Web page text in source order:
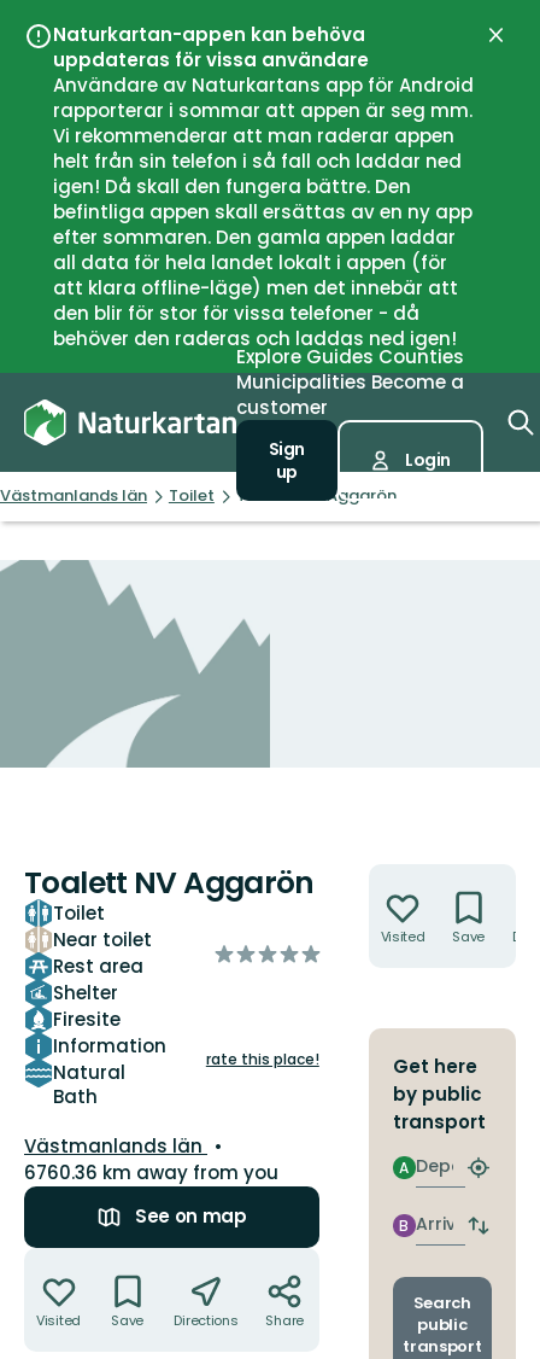
Naturkartan-appen kan behöva
uppdateras för vissa användare
Användare av Naturkartans app för Android
rapporterar i sommar att appen är seg mm.
Vi rekommenderar att man raderar appen
helt från sin telefon i så fall och laddar ned
igen! Då skall den fungera bättre. Den
befintliga appen skall ersättas av en ny app
efter sommaren. Den gamla appen laddar
all data för hela landet lokalt i appen (för
att klara offline-läge) men det innebär att
den blir för stor för vissa telefoner - då
behöver den raderas och laddas ned igen!
Close
Explore Guides Counties
Municipalities Become a
customer
Sign
up
Login
Västmanlands län Toilet Toalett NV Aggarön
Toalett NV Aggarön
Toilet
Near toilet
Rest area
Shelter
Firesite
Information
Natural
Bath
of
rate this place!
County:
Västmanlands län
6760.36 km away from you
See on map
Visited Save Directions Share
Visited Save
Get here
by public
transport
Departure
A
Find
stop
Arrival
B
Switch
and
Search
public
transport